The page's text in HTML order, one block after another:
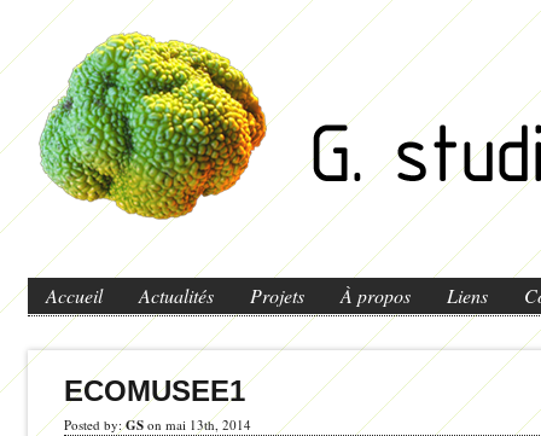
Accueil Actualités Projets À propos Liens
ECOMUSEE1
Posted by:GS on mai 13th, 2014